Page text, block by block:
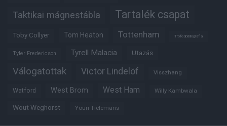
Taktikai mágnestábla Tartalék csapat
Toby Collyer Tom Heaton Tottenham Trófeabibliográfia
Tyler Fredericson Tyrell Malacia Utazás
Válogatottak Victor Lindelöf Visszhang
Watford West Brom West Ham Willy Kambwala
Wout Weghorst Youri Tielemans